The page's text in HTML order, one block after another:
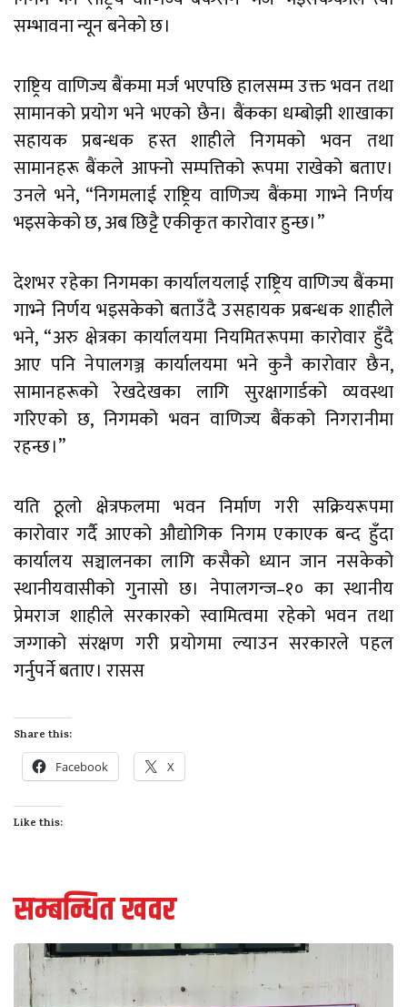
सम्भावना न्यून बनेको छ।
राष्ट्रिय वाणिज्य बैंकमा मर्ज भएपछि हालसम्म उक्त भवन तथा
सामानको प्रयोग भने भएको छैन। बैंकका धम्बोझी शाखाका
सहायक प्रबन्धक हस्त शाहीले निगमको भवन तथा
सामानहरू बैंकले आफ्नो सम्पत्तिको रूपमा राखेको बताए।
उनले भने, “निगमलाई राष्ट्रिय वाणिज्य बैंकमा गाभ्ने निर्णय
भइसकेको छ, अब छिट्टै एकीकृत कारोवार हुन्छ।”
देशभर रहेका निगमका कार्यालयलाई राष्ट्रिय वाणिज्य बैंकमा
गाभ्ने निर्णय भइसकेको बताउँदै उसहायक प्रबन्धक शाहीले
भने, “अरु क्षेत्रका कार्यालयमा नियमितरूपमा कारोवार हुँदै
आए पनि नेपालगञ्ज कार्यालयमा भने कुनै कारोवार छैन,
सामानहरूको रेखदेखका लागि सुरक्षागार्डको व्यवस्था
गरिएको छ, निगमको भवन वाणिज्य बैंकको निगरानीमा
रहन्छ।”
यति ठूलो क्षेत्रफलमा भवन निर्माण गरी सक्रियरूपमा
कारोवार गर्दै आएको औद्योगिक निगम एकाएक बन्द हुँदा
कार्यालय सञ्चालनका लागि कसैको ध्यान जान नसकेको
स्थानीयवासीको गुनासो छ। नेपालगन्ज–१० का स्थानीय
प्रेमराज शाहीले सरकारको स्वामित्वमा रहेको भवन तथा
जग्गाको संरक्षण गरी प्रयोगमा ल्याउन सरकारले पहल
गर्नुपर्ने बताए। रासस
Share this:
Facebook X
Like this:
सम्बन्धित खवर